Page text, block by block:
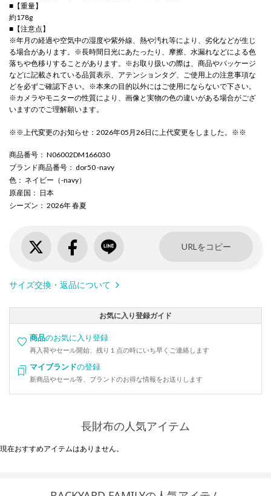
■【重量】
約178g
■【注意点】
※年月の経過や空気中の湿度や紫外線、熱や汚れ等により、劣化などが生じ
る場合があります。※長時間日光にあたったり、摩擦、水漏れなどによる色
落ちや色移りすることがあります。※お取り扱いの際は、商品やパッケージ
などに記載されている品質表示、アテンションタグ、ご使用上の注意事項な
どを必ずご確認下さい。※本来の目的以外にはご使用にならないで下さい。
※カメラやモニターの性質により、画像と実物の色の違いがある場合がござ
いますのでご理解願います。
※※上代変更のお知らせ：2026年05月26日に上代変更をしました。※※
商品番号 ： N06002DM166030
ブランド商品番号 ： dor50 -navy
色 ： ネイビー（-navy）
原産国 ： 日本
シーズン ： 2026年 春夏
URLをコピー
サイズ交換・返品について
お気に入り登録ガイド
商品のお気に入り登録
再入荷やセール開始、残り１点の時にいち早くご連絡します
マイブランドの登録
新商品やセール等、ブランドのお得な情報をお送りします
長財布の人気アイテム
現在おすすめアイテムはありません。